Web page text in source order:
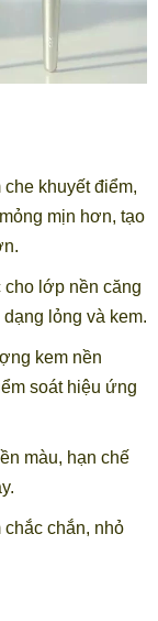
khuyết điểm,
mịn hơn, tạo
cho lớp nền căng
lỏng và kem.
kem nền
soát hiệu ứng
màu, hạn chế
chắc chắn, nhỏ